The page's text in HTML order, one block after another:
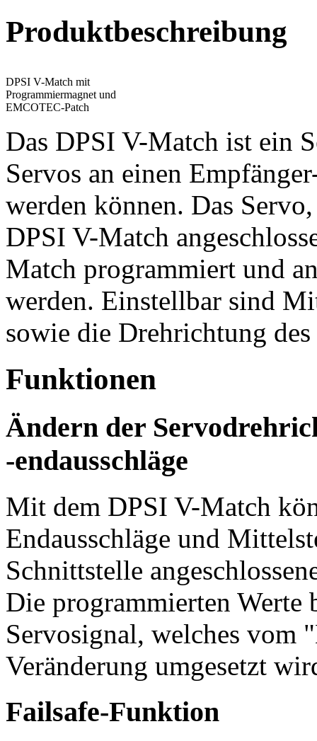
Produktbeschreibung
DPSI V-Match mit
Programmiermagnet und
EMCOTEC-Patch
Das DPSI V-Match ist ein
Servos an einen
werden können. Das
DPSI V-Match
Match programmiert und
werden. Einstellbar sind
sowie die Drehrichtung
Funktionen
Ändern der
-endausschläge
Mit dem DPSI V-Match
Endausschläge und
Schnittstelle
Die programmierten Werte
Servosignal, welches vom
Veränderung umgesetzt
Failsafe-Funktion